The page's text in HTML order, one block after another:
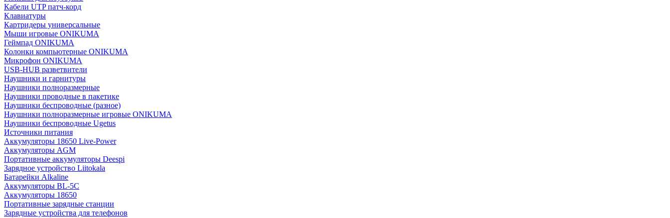
Кабели UTP патч-корд
Клавиатуры
Картридеры универсальные
Мыши игровые ONIKUMA
Геймпад ONIKUMA
Колонки компьютерные ONIKUMA
Микрофон ONIKUMA
USB-HUB разветвители
Наушники и гарнитуры
Наушники полноразмерные
Наушники проводные в пакетике
Наушники беспроводные (разное)
Наушники полноразмерные игровые ONIKUMA
Наушники беспроводные Ugetus
Источники питания
Аккумуляторы 18650 Live-Power
Аккумуляторы АGM
Портативные аккумуляторы Deespi
Зарядное устройство Liitokala
Батарейки Alkaline
Аккумуляторы BL-5C
Аккумуляторы 18650
Портативные зарядные станции
Зарядные устройства для телефонов